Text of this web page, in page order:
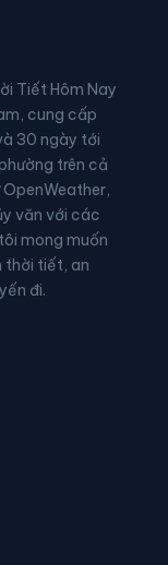
Tân Tiến
Phong
Quả
Sơn
Việt Yên
Tiết Hôm Nay
cung cấp
30 ngày tới
trên cả
văn với các
mong muốn
thời tiết, an
đi.